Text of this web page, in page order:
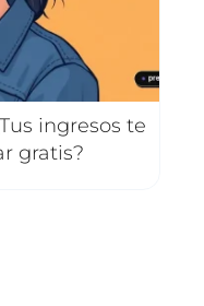
ingresos te
gratis?